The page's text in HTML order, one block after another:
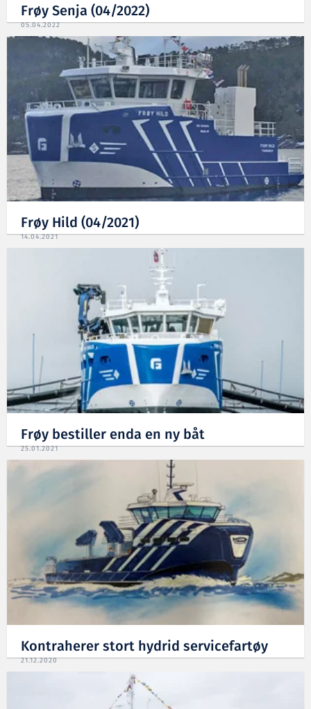
Frøy Senja (04/2022)
05.04.2022
Frøy Hild (04/2021)
14.04.2021
Frøy bestiller enda en ny båt
25.01.2021
Kontraherer stort hydrid servicefartøy
21.12.2020